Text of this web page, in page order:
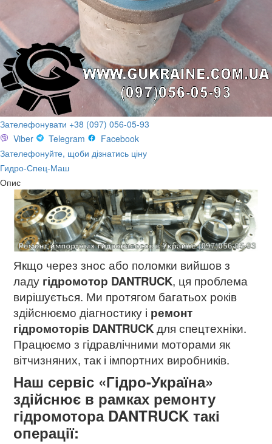
Зателефонувати +38 (097) 056-05-93
Viber
Telegram
Facebook
Зателефонуйте, щоби дізнатись ціну
Гидро-Спец-Маш
Опис
Якщо через знос або поломки вийшов з
ладу гідромотор DANTRUCK, ця проблема
вирішується. Ми протягом багатьох років
здійснюємо діагностику і ремонт
гідромоторів DANTRUCK для спецтехніки.
Працюємо з гідравлічними моторами як
вітчизняних, так і імпортних виробників.
Наш сервіс «Гідро-Україна»
здійснює в рамках ремонту
гідромотора DANTRUCK такі
операції: